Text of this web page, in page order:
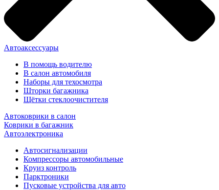
Автоаксессуары
В помощь водителю
В салон автомобиля
Наборы для техосмотра
Шторки багажника
Щётки стеклоочистителя
Автоковрики в салон
Коврики в багажник
Автоэлектроника
Автосигнализации
Компрессоры автомобильные
Круиз контроль
Парктроники
Пусковые устройства для авто